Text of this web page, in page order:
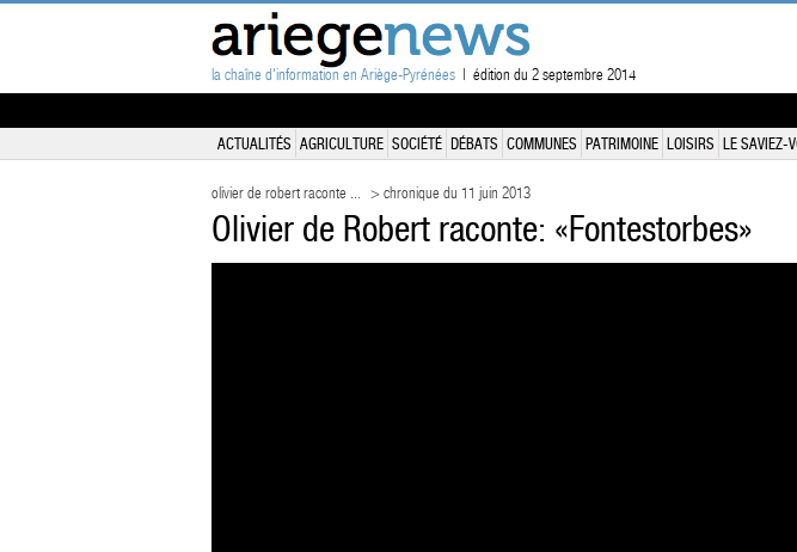
la chaîne d'information en Ariège-Pyrénées | édition du 2 septembre 2014
ACTUALITÉS AGRICULTURE SOCIÉTÉ DÉBATS COMMUNES PATRIMOINE LOISIRS LE SAVIEZ-
olivier de robert raconte ... > chronique du 11 juin 2013
Olivier de Robert raconte: «Fontestorbes»